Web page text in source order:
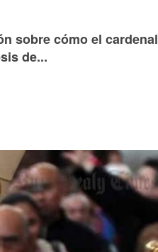
sobre cómo el cardenal
de...